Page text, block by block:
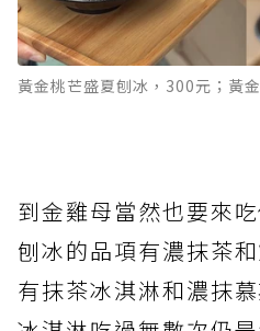
黃金桃芒盛夏刨冰，300元；黃
到金雞母當然也要來
刨冰的品項有濃抹茶
有抹茶冰淇淋和濃抹